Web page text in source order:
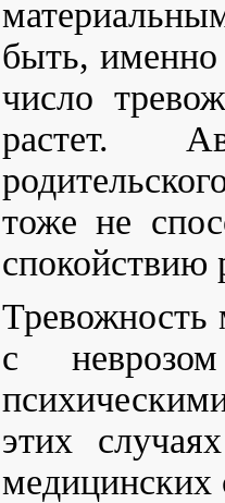
быть,
число
растет.
тоже не
спокойствию
​Тревожность
с
этих
медицинских